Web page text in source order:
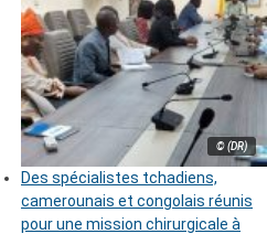
© (DR)
Des spécialistes tchadiens,
camerounais et congolais réunis
pour une mission chirurgicale à